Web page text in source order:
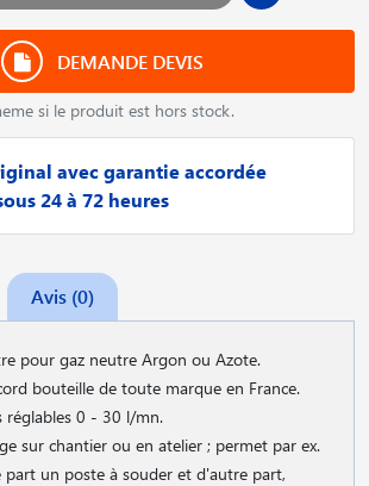
DEMANDE DEVIS
si le produit est hors stock.
avec garantie accordée
24 à 72 heures
Avis (0)
pour gaz neutre Argon ou Azote.
bouteille de toute marque en France.
réglables 0 - 30 l/mn.
sur chantier ou en atelier ; permet par ex.
un poste à souder et d'autre part,